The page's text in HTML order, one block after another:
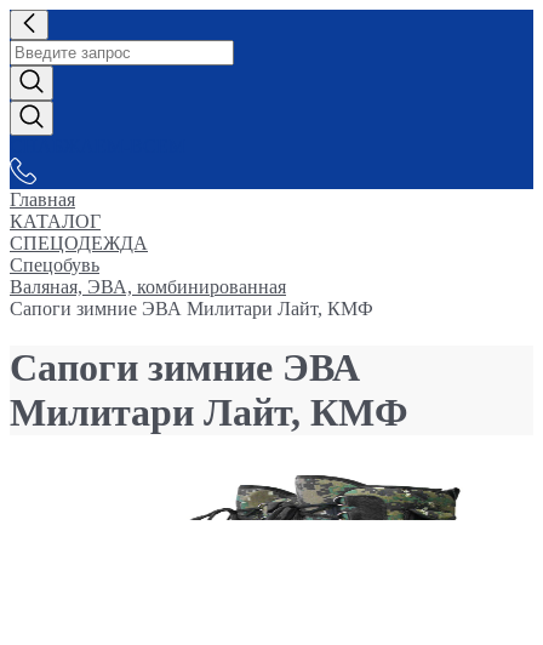
Главная
КАТАЛОГ
СПЕЦОДЕЖДА
Спецобувь
Валяная, ЭВА, комбинированная
Сапоги зимние ЭВА Милитари Лайт, КМФ
Сапоги зимние ЭВА
Милитари Лайт, КМФ